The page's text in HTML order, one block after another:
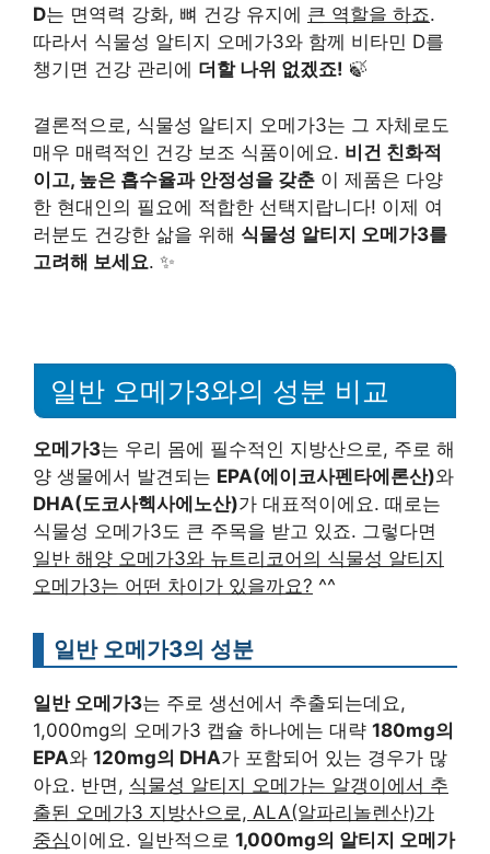
D는 면역력 강화, 뼈 건강 유지에 큰 역할을 하죠.
따라서 식물성 알티지 오메가3와 함께 비타민 D를
챙기면 건강 관리에 더할 나위 없겠죠! 🍃
결론적으로, 식물성 알티지 오메가3는 그 자체로도
매우 매력적인 건강 보조 식품이에요. 비건 친화적
이고, 높은 흡수율과 안정성을 갖춘 이 제품은 다양
한 현대인의 필요에 적합한 선택지랍니다! 이제 여
러분도 건강한 삶을 위해 식물성 알티지 오메가3를
고려해 보세요. ✨
일반 오메가3와의 성분 비교
오메가3는 우리 몸에 필수적인 지방산으로, 주로 해
양 생물에서 발견되는 EPA(에이코사펜타에론산)와
DHA(도코사헥사에노산)가 대표적이에요. 때로는
식물성 오메가3도 큰 주목을 받고 있죠. 그렇다면
일반 해양 오메가3와 뉴트리코어의 식물성 알티지
오메가3는 어떤 차이가 있을까요? ^^
일반 오메가3의 성분
일반 오메가3는 주로 생선에서 추출되는데요,
1,000mg의 오메가3 캡슐 하나에는 대략 180mg의
EPA와 120mg의 DHA가 포함되어 있는 경우가 많
아요. 반면, 식물성 알티지 오메가는 알갱이에서 추
출된 오메가3 지방산으로, ALA(알파리놀렌산)가
중심이에요. 일반적으로 1,000mg의 알티지 오메가